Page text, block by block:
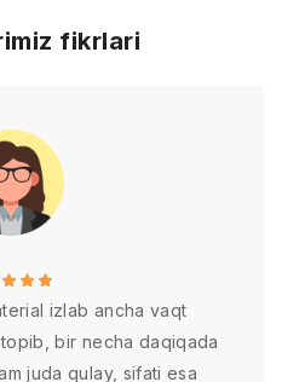
fikrlari
izlab ancha vaqt
bir necha daqiqada
juda qulay, sifati esa